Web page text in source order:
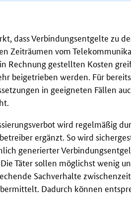
dass Verbindungsentgelte zu
Zeiträumen vom
Rechnung gestellten Kosten
beigetrieben werden. Für
in geeigneten Fällen
wird regelmäßig
ergänzt. So wird
generierter
Täter sollen möglichst wenig
Sachverhalte
Dadurch können